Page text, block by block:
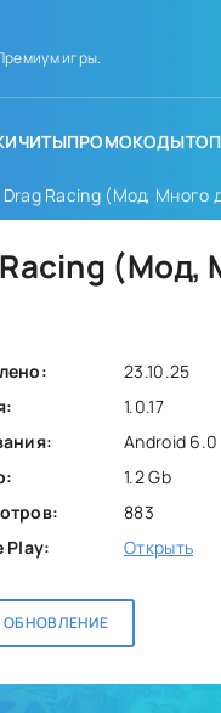
игры.
ЧИТЫПРОМОКОДЫ
Racing (Мод, Много
(Мод,
23.10.25
1.0.17
Android 6.0
1.2 Gb
883
Play:
Открыть